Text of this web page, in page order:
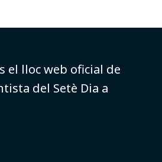
el lloc web oficial de
del Setè Dia a